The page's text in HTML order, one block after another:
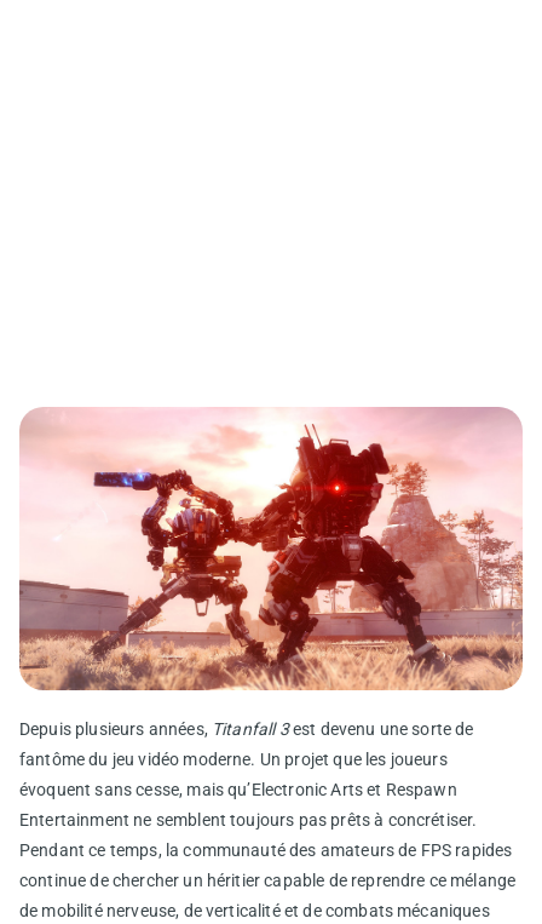
Depuis plusieurs années, Titanfall 3est devenu une sorte de
fantôme du jeu vidéo moderne. Un projet que les joueurs
évoquent sans cesse, mais qu’Electronic Arts et Respawn
Entertainment ne semblent toujours pas prêts à concrétiser.
Pendant ce temps, la communauté des amateurs de FPS rapides
continue de chercher un héritier capable de reprendre ce mélange
de mobilité nerveuse, de verticalité et de combats mécaniques